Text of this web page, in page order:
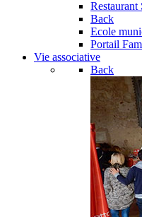
Restaurant
Back
Ecole
Portail
Vie associative
Back